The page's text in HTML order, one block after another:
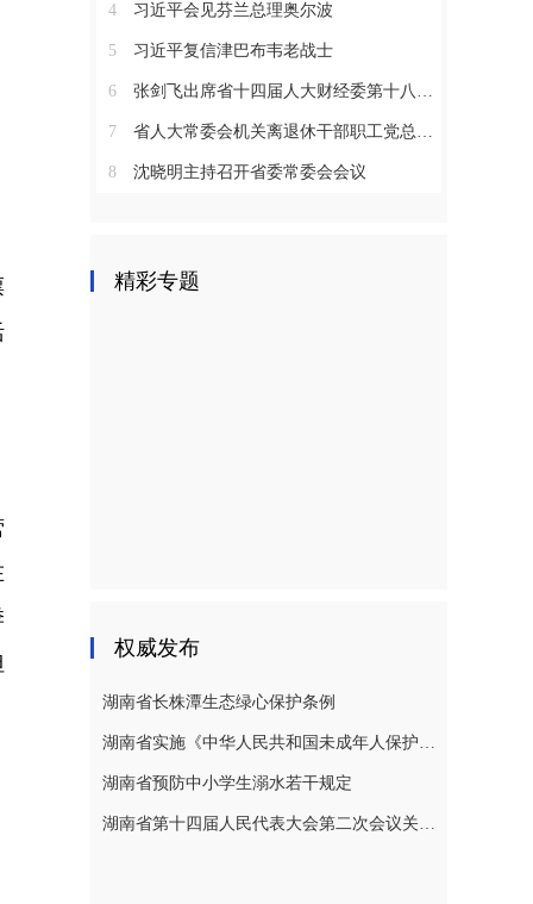
4 习近平会见芬兰总理奥尔波
5 习近平复信津巴布韦老战士
6 张剑飞出席省十四届人大财经委第十八次全体会议
7 省人大常委会机关离退休干部职工党总支召开2025年度总结表彰大会
8 沈晓明主持召开省委常委会会议
精彩专题
权威发布
湖南省长株潭生态绿心保护条例
湖南省实施《中华人民共和国未成年人保护法》若干规定
湖南省预防中小学生溺水若干规定
湖南省第十四届人民代表大会第二次会议关于湖南省人民代表大会常务委员会工作报告的决议